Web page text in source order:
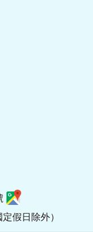
假日除外）